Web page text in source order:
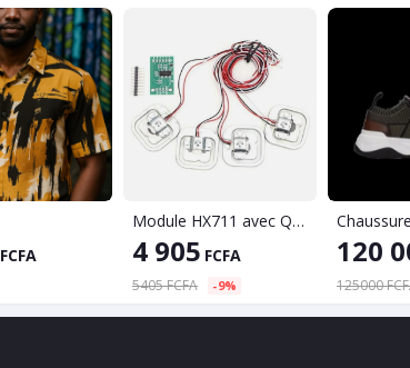
FCFA
Module HX711 avec Quatre Capteurs de Charge
4 905 FCFA
5405 FCFA -9%
120
125000